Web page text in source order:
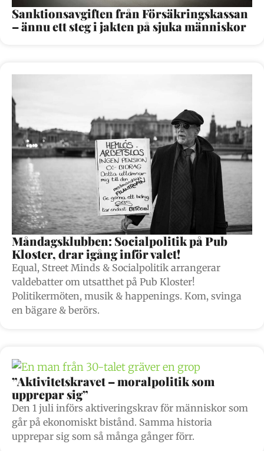
Sanktionsavgiften från Försäkringskassan
– ännu ett steg i jakten på sjuka människor
Måndagsklubben: Socialpolitik på Pub
Kloster, drar igång inför valet!
Equal, Street Minds & Socialpolitik arrangerar
valdebatter om utsatthet på Pub Kloster!
Politikermöten, musik & happenings. Kom, svinga
en bägare & berörs.
”Aktivitetskravet – moralpolitik som
upprepar sig”
Den 1 juli införs aktiveringskrav för människor som
går på ekonomiskt bistånd. Samma historia
upprepar sig som så många gånger förr.